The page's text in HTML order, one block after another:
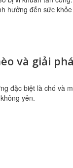
hưởng đến sức khỏe
và giải
đặc biệt là chó và
yên.